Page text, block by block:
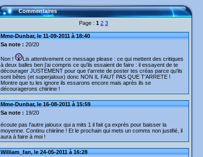
Commentaires
Page : 1 2 3
Mme-Dunbar, le 11-09-2011 à 18:40
Sa note : 20/20
Non !
Lis attentivement ce message please : ce qui mettent des critiques
à deux balles ben j'ai compris ce qu'ils essaient de faire : il essayent de te
décourager JUSTEMENT pour que t'arrete de poster tes créas parce qu'ils
sont bêtes (et superjaloux) donc NON IL FAUT PAS QUE T'ARRETE !
Montre que tu les ignore ils essarons encore mais après ils se
découragerons chiiriine !
Mme-Dunbar, le 16-08-2011 à 15:59
Sa note : 19/20
écoute pas l'autre jalousx qui a mits 1 il fait ça exprès pour baisser la
moyenne. Continu chiiriine ! Et le prochain qui mets un comms non justifié, il
aura à faire à moi !
William_fan, le 24-05-2011 à 16:28